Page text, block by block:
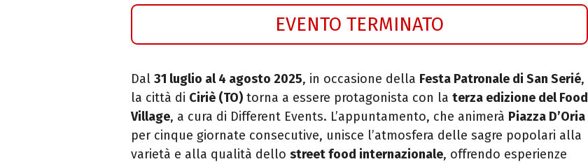
EVENTO TERMINATO
Dal 31 luglio al 4 agosto 2025, in occasione della Festa Patronale di San Serié,
la città di Ciriè (TO) torna a essere protagonista con la terza edizione del Food
Village, a cura di Different Events. L’appuntamento, che animerà Piazza D’Oria
per cinque giornate consecutive, unisce l’atmosfera delle sagre popolari alla
varietà e alla qualità dello street food internazionale, offrendo esperienze